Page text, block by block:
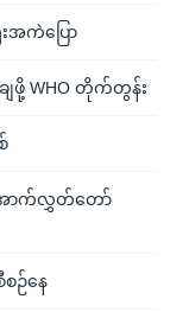
ကဲပြော
ဖို့ WHO တိုက်တွန်း
ောက်လွှတ်တော်
ဉ်နေ